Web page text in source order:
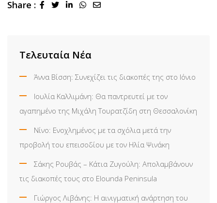
Share : LinkedInWhatsapp
Share
Τελευταία Νέα
Άννα Βίσση: Συνεχίζει τις διακοπές της στο Ιόνιο
Ιουλία Καλλιμάνη: Θα παντρευτεί με τον
αγαπημένο της Μιχάλη Τουρατζίδη στη Θεσσαλονίκη
Νίνο: Ενοχλημένος με τα σχόλια μετά την
προβολή του επεισοδίου με τον Ηλία Ψινάκη
Σάκης Ρουβάς – Κάτια Ζυγούλη: Απολαμβάνουν
τις διακοπές τους στο Elounda Peninsula
Γιώργος Λιβάνης: Η αινιγματική ανάρτηση του